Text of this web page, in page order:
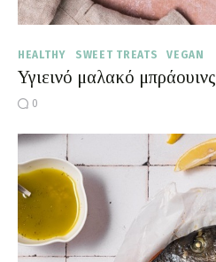
HEALTHY SWEET TREATS VEGAN
Υγιεινό μαλακό μπράουινς
0